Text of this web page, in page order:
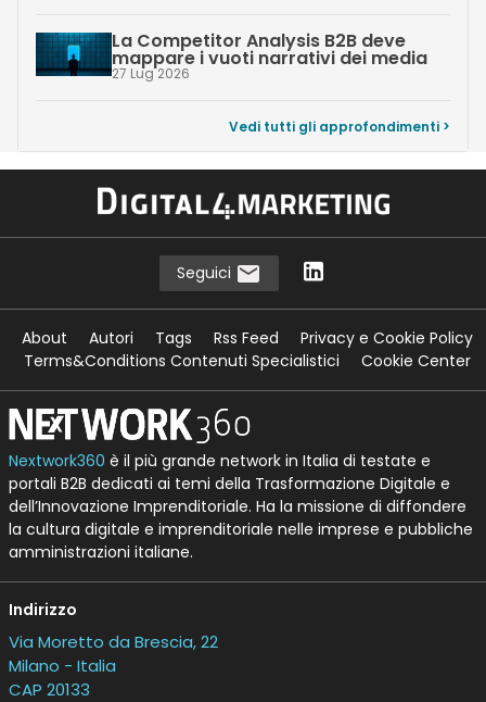
La Competitor Analysis B2B deve
mappare i vuoti narrativi dei media
27 Lug 2026
Vedi tutti gli approfondimenti >
Seguici
About Autori Tags Rss Feed
Privacy e Cookie Policy
Terms&Conditions Contenuti Specialistici
Cookie Center
Nextwork360 è il più grande network in Italia di testate e
portali B2B dedicati ai temi della Trasformazione Digitale e
dell’Innovazione Imprenditoriale. Ha la missione di diffondere
la cultura digitale e imprenditoriale nelle imprese e pubbliche
amministrazioni italiane.
Indirizzo
Via Moretto da Brescia, 22
Milano - Italia
CAP 20133